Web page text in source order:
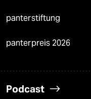
panterstiftung
panterpreis 2026
Podcast